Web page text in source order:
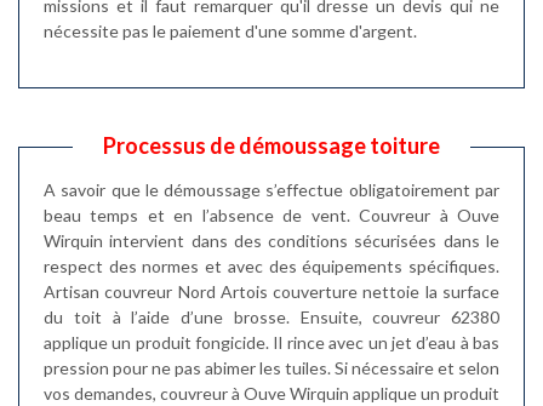
missions et il faut remarquer qu'il dresse un devis qui ne
nécessite pas le paiement d'une somme d'argent.
Processus de démoussage toiture
A savoir que le démoussage s’effectue obligatoirement par
beau temps et en l’absence de vent. Couvreur à Ouve
Wirquin intervient dans des conditions sécurisées dans le
respect des normes et avec des équipements spécifiques.
Artisan couvreur Nord Artois couverture nettoie la surface
du toit à l’aide d’une brosse. Ensuite, couvreur 62380
applique un produit fongicide. Il rince avec un jet d’eau à bas
pression pour ne pas abimer les tuiles. Si nécessaire et selon
vos demandes, couvreur à Ouve Wirquin applique un produit